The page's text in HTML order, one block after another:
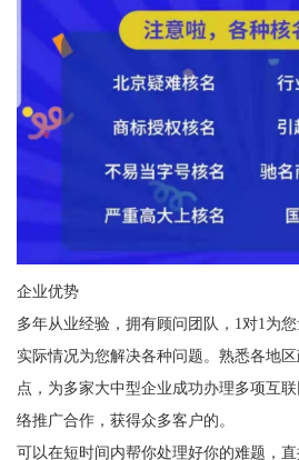
企业优势
多年从业经验，拥有顾问团队，1对1为
实际情况为您解决各种问题。熟悉各地
点，为多家大中型企业成功办理多项互
络推广合作，获得众多客户的。
可以在短时间内帮你处理好你的难题，